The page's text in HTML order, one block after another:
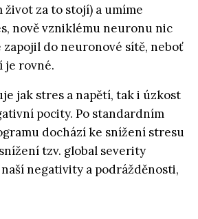
život za to stojí) a umíme
nově vzniklému neuronu nic
zapojil do neuronové sítě, neboť
je rovné.
jak stres a napětí, tak i úzkost
pocity. Po standardním
dochází ke snížení stresu
tzv. global severity
negativity a podrážděnosti,